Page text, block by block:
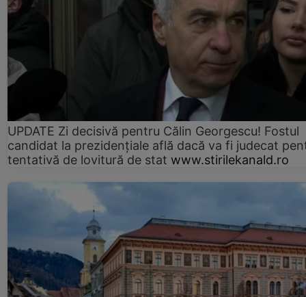
UPDATE Zi decisivă pentru Călin Georgescu! Fostul
candidat la prezidențiale află dacă va fi judecat
tentativă de lovitură de stat www.stirilekanald.ro